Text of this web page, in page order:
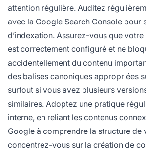
attention régulière. Auditez
avec la Google Search Console pour
d’indexation. Assurez-vous que
est correctement configuré et ne
accidentellement du contenu
des balises canoniques appropriées
surtout si vous avez plusieurs
similaires. Adoptez une pratique
interne, en reliant les contenus
Google à comprendre la structure de
concentrez-vous sur la création de